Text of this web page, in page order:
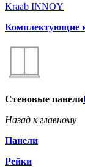
Kraab INNOY
Комплектующие
Стеновые панели
Назад к главному
Панели
Рейки